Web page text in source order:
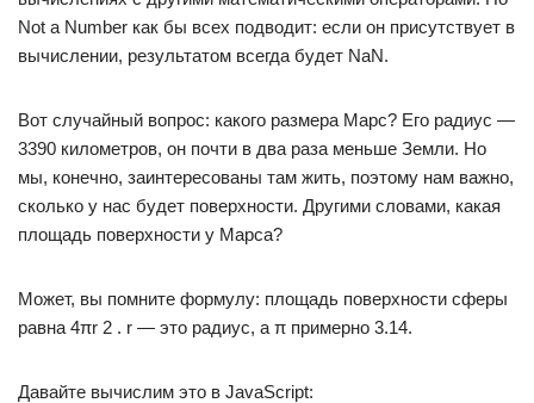
Not a Number как бы всех подводит: если он присутствует в
вычислении, результатом всегда будет NaN.
Вот случайный вопрос: какого размера Марс? Его радиус —
3390 километров, он почти в два раза меньше Земли. Но
мы, конечно, заинтересованы там жить, поэтому нам важно,
сколько у нас будет поверхности. Другими словами, какая
площадь поверхности у Марса?
Может, вы помните формулу: площадь поверхности сферы
равна 4πr 2 . r — это радиус, а π примерно 3.14.
Давайте вычислим это в JavaScript: